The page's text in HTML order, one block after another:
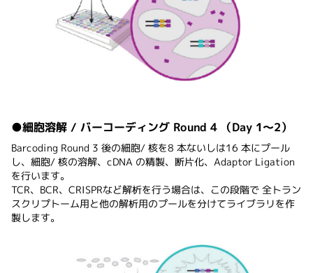
●細胞溶解 / バーコーディング Round 4 （Day 1〜2）
Barcoding Round 3 後の細胞/ 核を8 本ないしは16 本にプール
し、細胞/ 核の溶解、cDNA の精製、断片化、Adaptor Ligation
を行います。
TCR、BCR、CRISPRなど解析を行う場合は、この段階で 全トラン
スクリプトーム用と他の解析用のプールを分けてライブラリを作
製します。